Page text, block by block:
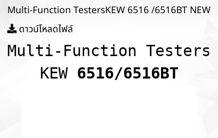
Multi-Function TestersKEW 6516 /6516BT NEW
ดาวน์โหลดไฟล์
Multi-Function Testers
KEW 6516/6516BT